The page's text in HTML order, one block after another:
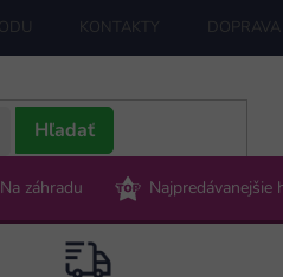
KONTAKTY
Hľadať
Na záhradu Najpredávanejšie